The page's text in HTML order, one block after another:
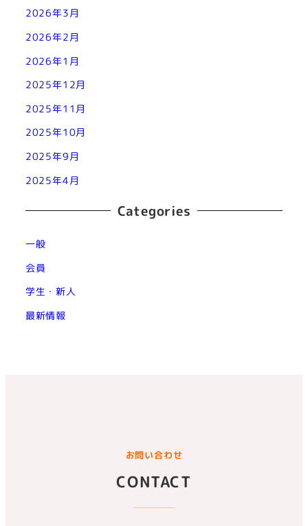
2026年3月
2026年2月
2026年1月
2025年12月
2025年11月
2025年10月
2025年9月
2025年4月
Categories
一般
会員
学生・新人
最新情報
お問い合わせ
CONTACT